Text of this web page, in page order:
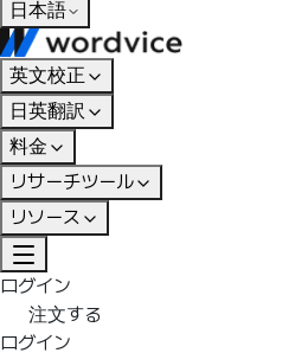
日本語
英文校正
日英翻訳
料金
リサーチツール
リソース
ログイン
注文する
ログイン